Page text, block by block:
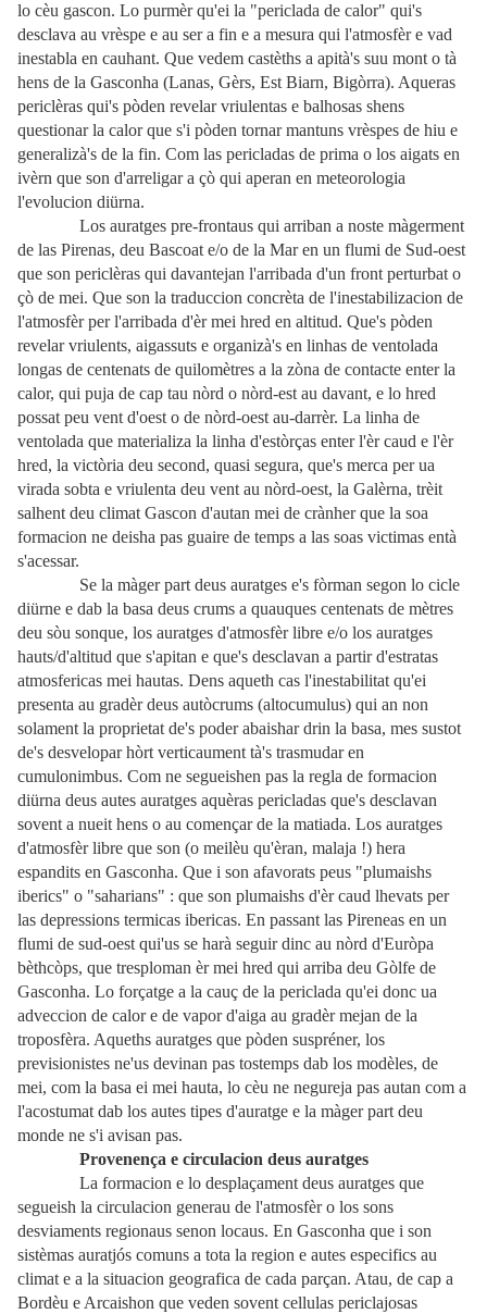
lo cèu gascon. Lo purmèr qu'ei la "periclada de calor" qui's
desclava au vrèspe e au ser a fin e a mesura qui l'atmosfèr e vad
inestabla en cauhant. Que vedem castèths a apità's suu mont o tà
hens de la Gasconha (Lanas, Gèrs, Est Biarn, Bigòrra). Aqueras
periclèras qui's pòden revelar vriulentas e balhosas shens
questionar la calor que s'i pòden tornar mantuns vrèspes de hiu e
generalizà's de la fin. Com las pericladas de prima o los aigats en
ivèrn que son d'arreligar a çò qui aperan en meteorologia
l'evolucion diürna.
Los auratges pre-frontaus qui arriban a noste màgerment
de las Pirenas, deu Bascoat e/o de la Mar en un flumi de Sud-oest
que son periclèras qui davantejan l'arribada d'un front perturbat o
çò de mei. Que son la traduccion concrèta de l'inestabilizacion de
l'atmosfèr per l'arribada d'èr mei hred en altitud. Que's pòden
revelar vriulents, aigassuts e organizà's en linhas de ventolada
longas de centenats de quilomètres a la zòna de contacte enter la
calor, qui puja de cap tau nòrd o nòrd-est au davant, e lo hred
possat peu vent d'oest o de nòrd-oest au-darrèr. La linha de
ventolada que materializa la linha d'estòrças enter l'èr caud e l'èr
hred, la victòria deu second, quasi segura, que's merca per ua
virada sobta e vriulenta deu vent au nòrd-oest, la Galèrna, trèit
salhent deu climat Gascon d'autan mei de crànher que la soa
formacion ne deisha pas guaire de temps a las soas victimas entà
s'acessar.
Se la màger part deus auratges e's fòrman segon lo cicle
diürne e dab la basa deus crums a quauques centenats de mètres
deu sòu sonque, los auratges d'atmosfèr libre e/o los auratges
hauts/d'altitud que s'apitan e que's desclavan a partir d'estratas
atmosfericas mei hautas. Dens aqueth cas l'inestabilitat qu'ei
presenta au gradèr deus autòcrums (altocumulus) qui an non
solament la proprietat de's poder abaishar drin la basa, mes sustot
de's desvelopar hòrt verticaument tà's trasmudar en
cumulonimbus. Com ne segueishen pas la regla de formacion
diürna deus autes auratges aquèras pericladas que's desclavan
sovent a nueit hens o au començar de la matiada. Los auratges
d'atmosfèr libre que son (o meilèu qu'èran, malaja !) hera
espandits en Gasconha. Que i son afavorats peus "plumaishs
iberics" o "saharians" : que son plumaishs d'èr caud lhevats per
las depressions termicas ibericas. En passant las Pireneas en un
flumi de sud-oest qui'us se harà seguir dinc au nòrd d'Euròpa
bèthcòps, que tresploman èr mei hred qui arriba deu Gòlfe de
Gasconha. Lo forçatge a la cauç de la periclada qu'ei donc ua
adveccion de calor e de vapor d'aiga au gradèr mejan de la
troposfèra. Aqueths auratges que pòden suspréner, los
previsionistes ne'us devinan pas tostemps dab los modèles, de
mei, com la basa ei mei hauta, lo cèu ne negureja pas autan com a
l'acostumat dab los autes tipes d'auratge e la màger part deu
monde ne s'i avisan pas.
Provenença e circulacion deus auratges
La formacion e lo desplaçament deus auratges que
segueish la circulacion generau de l'atmosfèr o los sons
desviaments regionaus senon locaus. En Gasconha que i son
sistèmas auratjós comuns a tota la region e autes especifics au
climat e a la situacion geografica de cada parçan. Atau, de cap a
Bordèu e Arcaishon que veden sovent cellulas periclajosas